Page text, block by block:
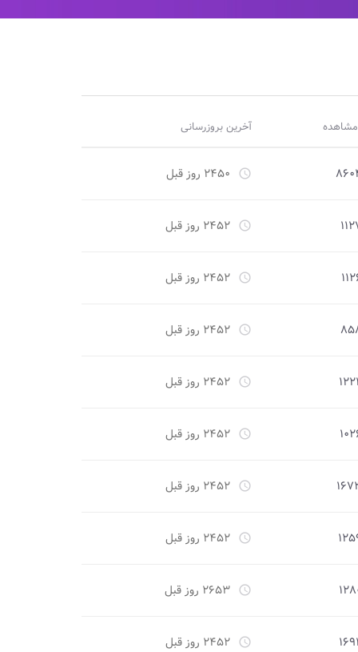
مشاهده آخرین بروزرسانی
access_time ۲۴۵۰ روز قبل
access_time ۲۴۵۲ روز قبل
access_time ۲۴۵۲ روز قبل
access_time ۲۴۵۲ روز قبل
access_time ۲۴۵۲ روز قبل
access_time ۲۴۵۲ روز قبل
access_time ۲۴۵۲ روز قبل
access_time ۲۴۵۲ روز قبل
access_time ۲۶۵۳ روز قبل
access_time ۲۴۵۲ روز قبل